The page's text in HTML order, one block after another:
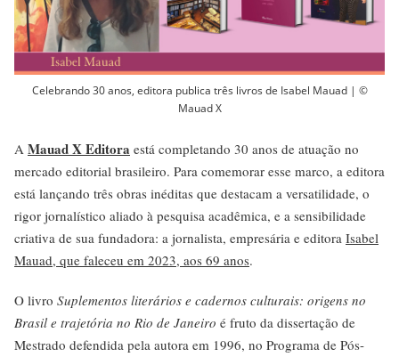
Celebrando 30 anos, editora publica três livros de Isabel Mauad | ©
Mauad X
A Mauad X Editora está completando 30 anos de atuação no
mercado editorial brasileiro. Para comemorar esse marco, a editora
está lançando três obras inéditas que destacam a versatilidade, o
rigor jornalístico aliado à pesquisa acadêmica, e a sensibilidade
criativa de sua fundadora: a jornalista, empresária e editora Isabel
Mauad, que faleceu em 2023, aos 69 anos.
O livro Suplementos literários e cadernos culturais: origens no
Brasil e trajetória no Rio de Janeiro é fruto da dissertação de
Mestrado defendida pela autora em 1996, no Programa de Pós-